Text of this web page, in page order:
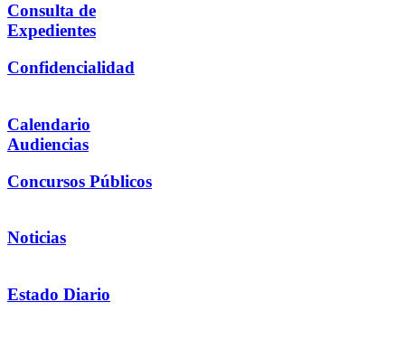
Consulta de
Expedientes
Confidencialidad
Calendario
Audiencias
Concursos Públicos
Noticias
Estado Diario